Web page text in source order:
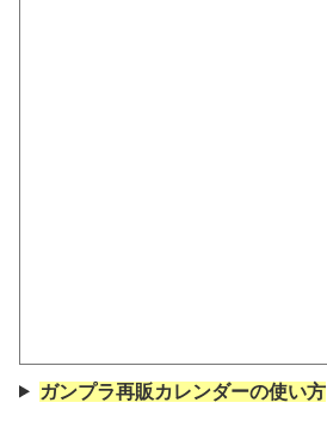
ガンプラ再販カレンダーの使い方